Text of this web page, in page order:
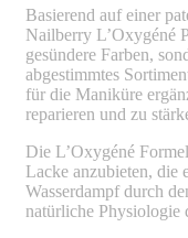
Basierend auf einer
Nailberry L’Oxygéné
gesündere Farben,
abgestimmtes
für die Maniküre
reparieren und zu
Die L’Oxygéné
Lacke anzubieten, die
Wasserdampf durch
natürliche Physiologie